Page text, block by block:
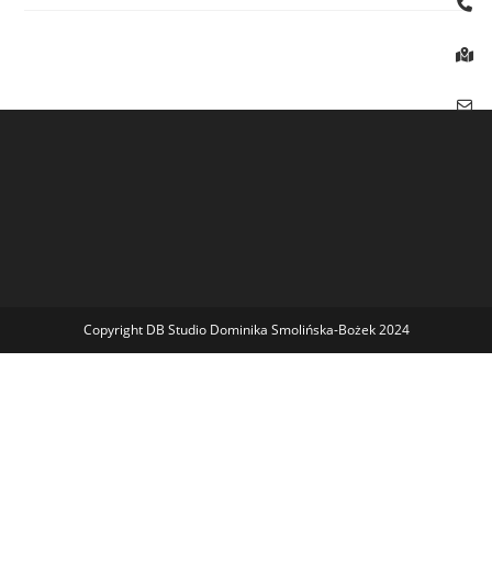
Copyright DB Studio Dominika Smolińska-Bożek 2024